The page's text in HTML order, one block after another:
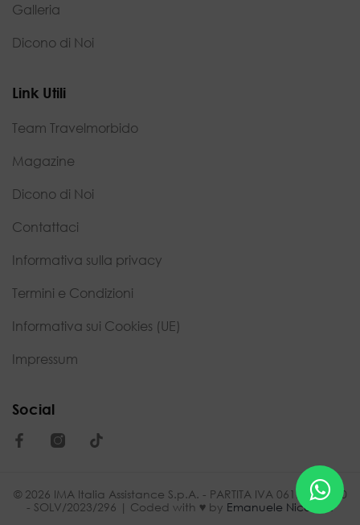
Galleria
Dicono di Noi
Link Utili
Team Travelmorbido
Magazine
Dicono di Noi
Contattaci
Informativa sulla privacy
Termini e Condizioni
Informativa sui Cookies (UE)
Impressum
Social
© 2026 IMA Italia Assistance S.p.A. - PARTITA IVA 06173010650
- SOLV/2023/296 | Coded with ♥ by Emanuele Nicolella